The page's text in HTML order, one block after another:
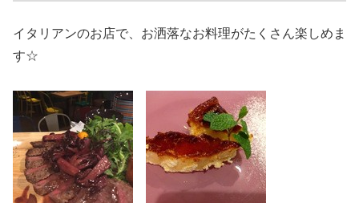
イタリアンのお店で、お洒落なお料理がたくさん楽しめま
す☆